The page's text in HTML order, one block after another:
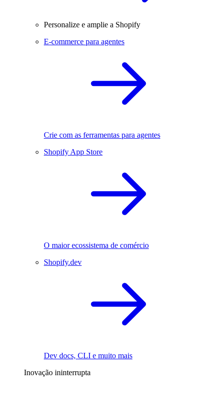
Personalize e amplie a Shopify
E-commerce para agentes
Crie com as ferramentas para agentes
Shopify App Store
O maior ecossistema de comércio
Shopify.dev
Dev docs, CLI e muito mais
Inovação ininterrupta